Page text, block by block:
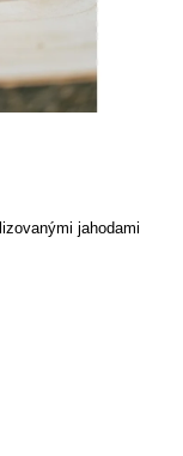
jahodami